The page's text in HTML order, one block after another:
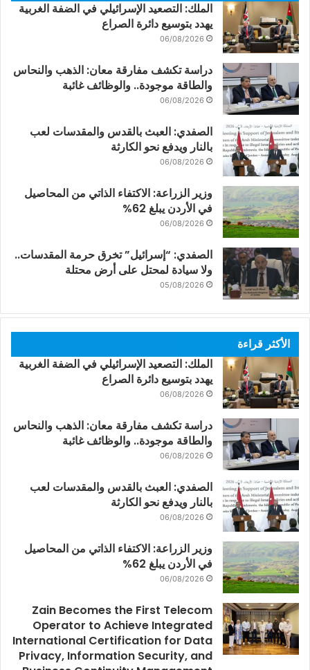
الملك: التصعيد الإسرائيلي في الضفة الغربية
يهدد بتوسيع دائرة الصراع
06/08/2026
دراسة تكشف مفارقة معان: الذهب والنحاس
والطاقة موجودة.. والوظائف غائبة
06/08/2026
الصفدي: العبث بالقدس والمقدسات لعب
بالنار ويدفع نحو الكارثة
06/08/2026
وزير الزراعة: الاكتفاء الذاتي من المحاصيل
في الأردن يبلغ 62%
06/08/2026
الصفدي: “إسرائيل” تخرق حرمة المقدسات..
ولا سيادة لمحتل على أرض محتلة
05/08/2026
الأكثر قراءة
الملك: التصعيد الإسرائيلي في الضفة الغربية
يهدد بتوسيع دائرة الصراع
06/08/2026
دراسة تكشف مفارقة معان: الذهب والنحاس
والطاقة موجودة.. والوظائف غائبة
06/08/2026
الصفدي: العبث بالقدس والمقدسات لعب
بالنار ويدفع نحو الكارثة
06/08/2026
وزير الزراعة: الاكتفاء الذاتي من المحاصيل
في الأردن يبلغ 62%
06/08/2026
Zain Becomes the First Telecom
Operator to Achieve Integrated
International Certification for Data
Privacy, Information Security, and